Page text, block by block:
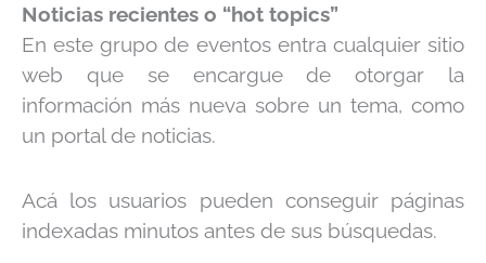
Noticias recientes o “hot topics”
En este grupo de eventos entra cualquier sitio
web que se encargue de otorgar la
información más nueva sobre un tema, como
un portal de noticias.
Acá los usuarios pueden conseguir páginas
indexadas minutos antes de sus búsquedas.